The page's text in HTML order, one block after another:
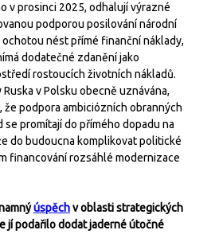
v prosinci 2025, odhalují výrazné
podporou posilování národní
nést přímé finanční náklady,
dodatečné zdanění jako
rostoucích životních nákladů.
v Polsku obecně uznávána,
že podpora ambiciózních obranných
se promítají do přímého dopadu na
do budoucna komplikovat politické
financování rozsáhlé modernizace
úspěchv oblasti strategických
jí podařilo dodat jaderné útočné